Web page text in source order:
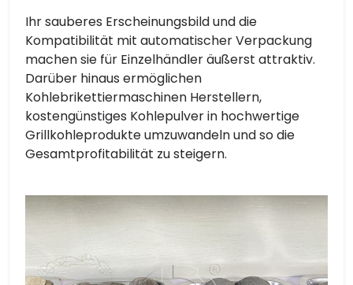
Ihr sauberes Erscheinungsbild und die
Kompatibilität mit automatischer Verpackung
machen sie für Einzelhändler äußerst attraktiv.
Darüber hinaus ermöglichen
Kohlebrikettiermaschinen Herstellern,
kostengünstiges Kohlepulver in hochwertige
Grillkohleprodukte umzuwandeln und so die
Gesamtprofitabilität zu steigern.